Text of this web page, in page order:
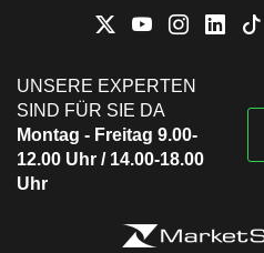
UNSERE EXPERTEN
SIND FÜR SIE DA
Montag - Freitag 9.00-
12.00 Uhr / 14.00-18.00
Uhr